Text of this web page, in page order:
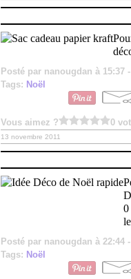
Posté par nanougdan à 15:37 -
Tags: Noël
Vous aimez ? 0
13 novembre 2011
0
Posté par nanougdan à 22:44 -
Tags: Noël